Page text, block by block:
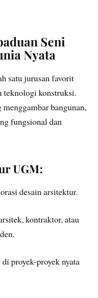
Seni
Nyata
satu jurusan favorit
teknologi konstruksi.
bangunan,
fungsional dan
UGM:
desain arsitektur.
kontraktor, atau
proyek-proyek nyata